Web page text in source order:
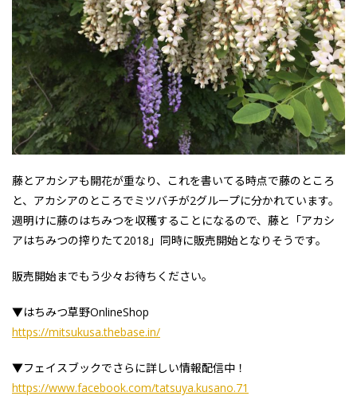
藤とアカシアも開花が重なり、これを書いてる時点で藤のところ
と、アカシアのところでミツバチが2グループに分かれています。
週明けに藤のはちみつを収穫することになるので、藤と「アカシ
アはちみつの搾りたて2018」同時に販売開始となりそうです。
販売開始までもう少々お待ちください。
▼はちみつ草野OnlineShop
https://mitsukusa.thebase.in/
▼フェイスブックでさらに詳しい情報配信中！
https://www.facebook.com/tatsuya.kusano.71